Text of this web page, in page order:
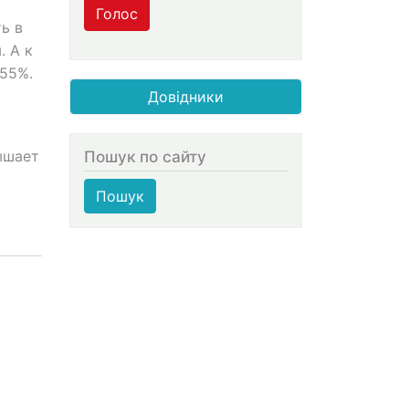
в
А к
Голос
Довідники
Пошук по сайту
Пошук